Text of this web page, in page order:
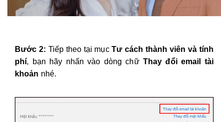
Bước 2: Tiếp theo tại mụcTư cách thành viên và tính
phí, bạn hãy nhấn vào dòng chữ Thay đổi email tài
khoản nhé.